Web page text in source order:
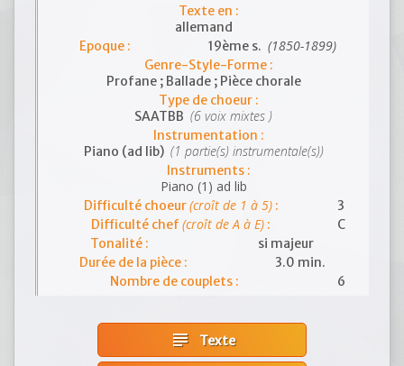
Texte en :
allemand
Epoque :
19ème s. (1850-1899)
Genre-Style-Forme :
Profane ; Ballade ; Pièce chorale
Type de choeur :
SAATBB (6 voix mixtes )
Instrumentation :
Piano (ad lib) (1 partie(s) instrumentale(s))
Instruments :
Piano (1) ad lib
Difficulté choeur(croît de 1 à 5):
3
Difficulté chef(croît de A à E) :
C
Tonalité :
si majeur
Durée de la pièce :
3.0 min.
Nombre de couplets :
6
subject Texte